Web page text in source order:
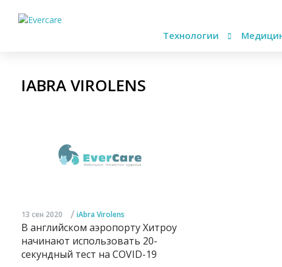
Технологии
IABRA VIROLENS
13 сен 2020 / iAbra Virolens
В английском аэропорту Хитроу
начинают использовать 20-
секундный тест на COVID-19